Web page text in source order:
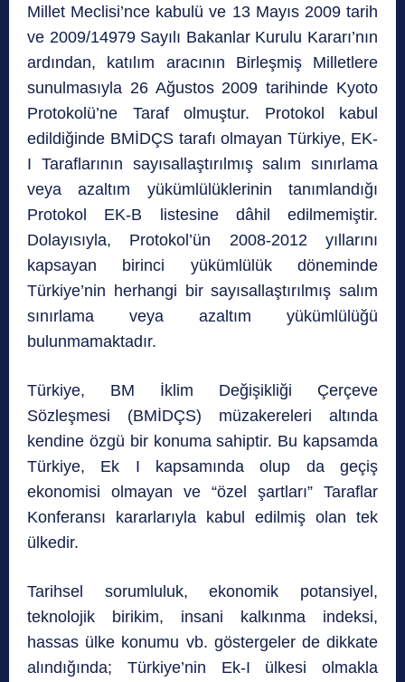
Millet Meclisi’nce kabulü ve 13 Mayıs 2009 tarih
ve 2009/14979 Sayılı Bakanlar Kurulu Kararı’nın
ardından, katılım aracının Birleşmiş Milletlere
sunulmasıyla 26 Ağustos 2009 tarihinde Kyoto
Protokolü’ne Taraf olmuştur. Protokol kabul
edildiğinde BMİDÇS tarafı olmayan Türkiye, EK-
I Taraflarının sayısallaştırılmış salım sınırlama
veya azaltım yükümlülüklerinin tanımlandığı
Protokol EK-B listesine dâhil edilmemiştir.
Dolayısıyla, Protokol’ün 2008-2012 yıllarını
kapsayan birinci yükümlülük döneminde
Türkiye’nin herhangi bir sayısallaştırılmış salım
sınırlama veya azaltım yükümlülüğü
bulunmamaktadır.
Türkiye, BM İklim Değişikliği Çerçeve
Sözleşmesi (BMİDÇS) müzakereleri altında
kendine özgü bir konuma sahiptir. Bu kapsamda
Türkiye, Ek I kapsamında olup da geçiş
ekonomisi olmayan ve “özel şartları” Taraflar
Konferansı kararlarıyla kabul edilmiş olan tek
ülkedir.
Tarihsel sorumluluk, ekonomik potansiyel,
teknolojik birikim, insani kalkınma indeksi,
hassas ülke konumu vb. göstergeler de dikkate
alındığında; Türkiye’nin Ek-I ülkesi olmakla